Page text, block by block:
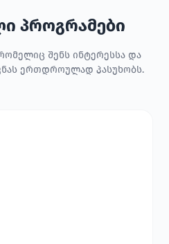
პროგრამები
შენს ინტერესსა და
ერთდროულად პასუხობს.